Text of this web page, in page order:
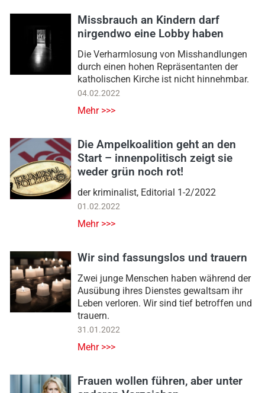
Missbrauch an Kindern darf
nirgendwo eine Lobby haben
Die Verharmlosung von Misshandlungen
durch einen hohen Repräsentanten der
katholischen Kirche ist nicht hinnehmbar.
04.02.2022
Mehr >>>
Die Ampelkoalition geht an den
Start – innenpolitisch zeigt sie
weder grün noch rot!
der kriminalist, Editorial 1-2/2022
01.02.2022
Mehr >>>
Wir sind fassungslos und trauern
Zwei junge Menschen haben während der
Ausübung ihres Dienstes gewaltsam ihr
Leben verloren. Wir sind tief betroffen und
trauern.
31.01.2022
Mehr >>>
Frauen wollen führen, aber unter